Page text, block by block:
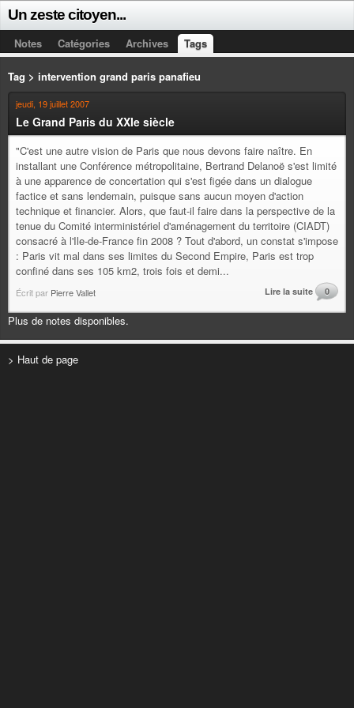
Un zeste citoyen...
Notes Catégories Archives Tags
Tag > intervention grand paris panafieu
jeudi, 19 juillet 2007
Le Grand Paris du XXIe siècle
"C'est une autre vision de Paris que nous devons faire naître. En
installant une Conférence métropolitaine, Bertrand Delanoë s'est limité
à une apparence de concertation qui s'est figée dans un dialogue
factice et sans lendemain, puisque sans aucun moyen d'action
technique et financier. Alors, que faut-il faire dans la perspective de la
tenue du Comité interministériel d'aménagement du territoire (CIADT)
consacré à l'Ile-de-France fin 2008 ? Tout d'abord, un constat s'impose
: Paris vit mal dans ses limites du Second Empire, Paris est trop
confiné dans ses 105 km2, trois fois et demi...
Écrit par Pierre Vallet Lire la suite 0
Plus de notes disponibles.
> Haut de page